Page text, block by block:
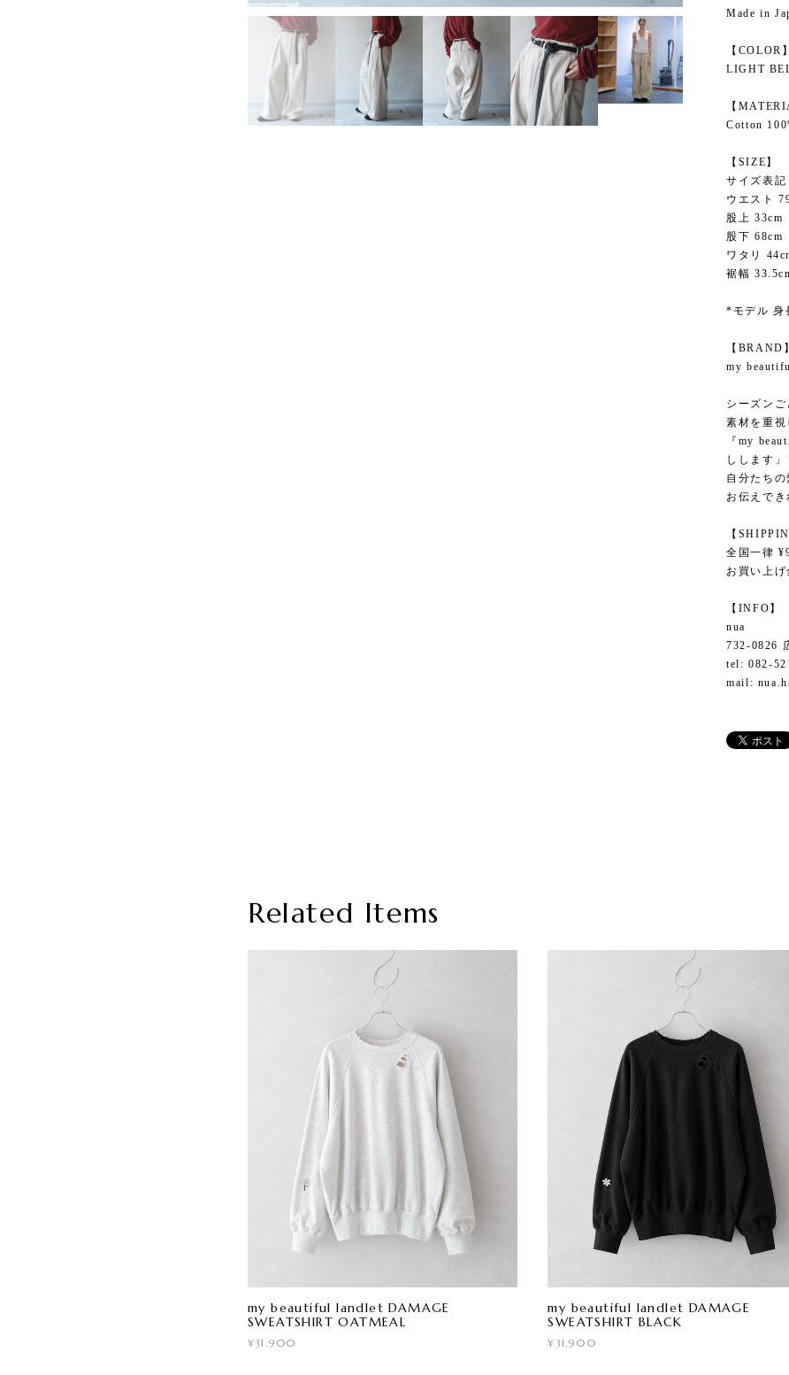
Made in
【COLOR】
LIGHT
【
Cotton
【SIZE】
サイズ表記
ウエスト
股上 33cm
股下 68cm
ワタリ
裾幅
*モデル 身
【BRAND】
my
シーズン
素材を重
『my
しします
自分たち
お伝えでき
【
全国一律
お買い上
【INFO】
nua
732-0826
tel: 082-
mail:
Related Items
my beautiful landlet DAMAGE
SWEATSHIRT OATMEAL
¥31,900
my beautiful landlet DAMAGE
SWEATSHIRT BLACK
¥31,900